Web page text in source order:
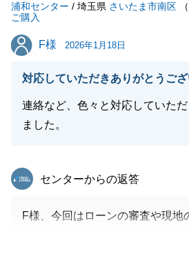
いよいよ新生活のスタートですね
O様ご家族皆様の毎日が、笑顔あ
なりますようお祈りしております
閉じる
浦和センター / 埼玉県 さいたま市南区 （
ご購入
F様
F様 2026年1月18日
対応していただきありがとうご
連絡など、色々と対応していた
ました。
東急リバブル
センターからの返答
F様、今回はローンの審査や現地